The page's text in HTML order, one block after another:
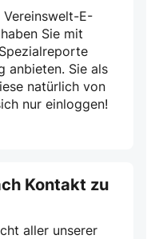
Vereinswelt-E-
Sie mit
anbieten. Sie als
natürlich von
nur einloggen!
Kontakt zu
aller unserer